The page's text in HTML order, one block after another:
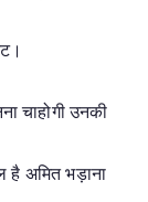
चाहोगी उनकी
अमित भड़ाना